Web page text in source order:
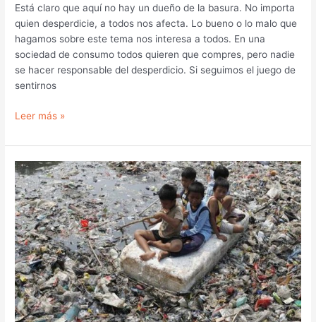
Está claro que aquí no hay un dueño de la basura. No importa
quien desperdicie, a todos nos afecta. Lo bueno o lo malo que
hagamos sobre este tema nos interesa a todos. En una
sociedad de consumo todos quieren que compres, pero nadie
se hacer responsable del desperdicio. Si seguimos el juego de
sentirnos
Leer más »
Basura,
definición